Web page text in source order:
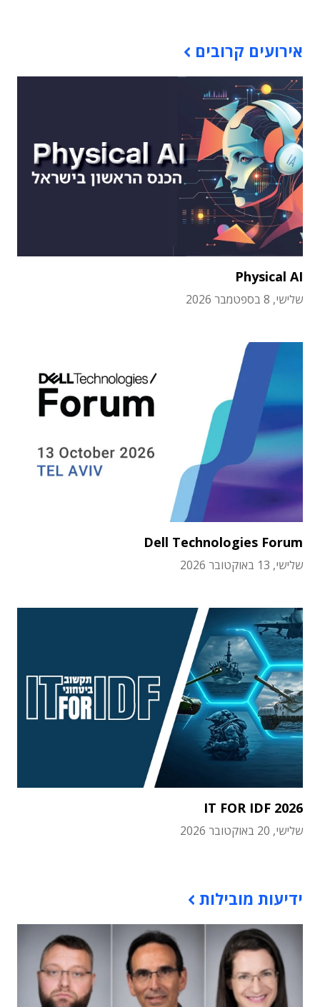
אירועים קרובים
Physical AI
שלישי, 8 בספטמבר 2026
Dell Technologies Forum
שלישי, 13 באוקטובר 2026
IT FOR IDF 2026
שלישי, 20 באוקטובר 2026
ידיעות מובילות